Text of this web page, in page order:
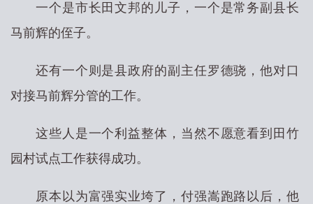
一个是市长田文邦的儿子，一个是常务副县长
马前辉的侄子。
还有一个则是县政府的副主任罗德骁，他对口
对接马前辉分管的工作。
这些人是一个利益整体，当然不愿意看到田竹
园村试点工作获得成功。
原本以为富强实业垮了，付强嵩跑路以后，他